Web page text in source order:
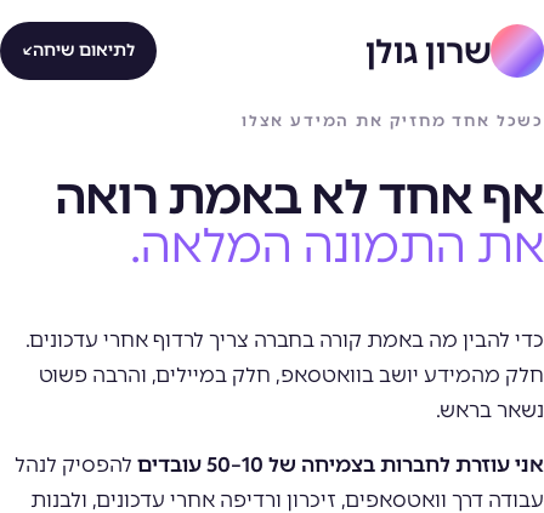
שרון גולן לתיאום שיחה→
כשכל אחד מחזיק את המידע אצלו
אף אחד לא באמת רואה
את התמונה המלאה.
כדי להבין מה באמת קורה בחברה צריך לרדוף אחרי עדכונים.
חלק מהמידע יושב בוואטסאפ, חלק במיילים, והרבה פשוט
נשאר בראש.
אני עוזרת לחברות בצמיחה של 10–50 עובדים
להפסיק לנהל
עבודה דרך וואטסאפים, זיכרון ורדיפה אחרי עדכונים, ולבנות